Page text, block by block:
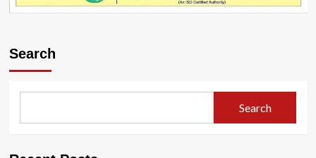
Search
Search